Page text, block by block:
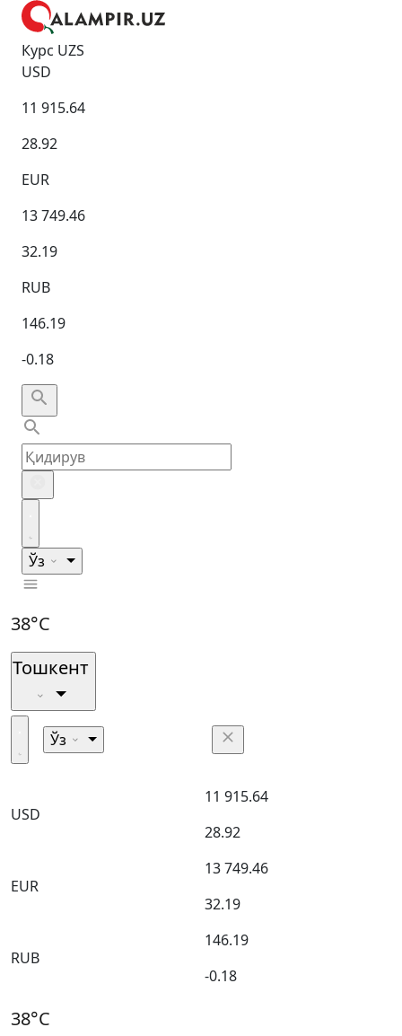
Курс UZS
USD
11 915.64
28.92
EUR
13 749.46
32.19
RUB
146.19
-0.18
Ўз
38°C
Тошкент
Ўз
USD
11 915.64
28.92
EUR
13 749.46
32.19
RUB
146.19
-0.18
38°C